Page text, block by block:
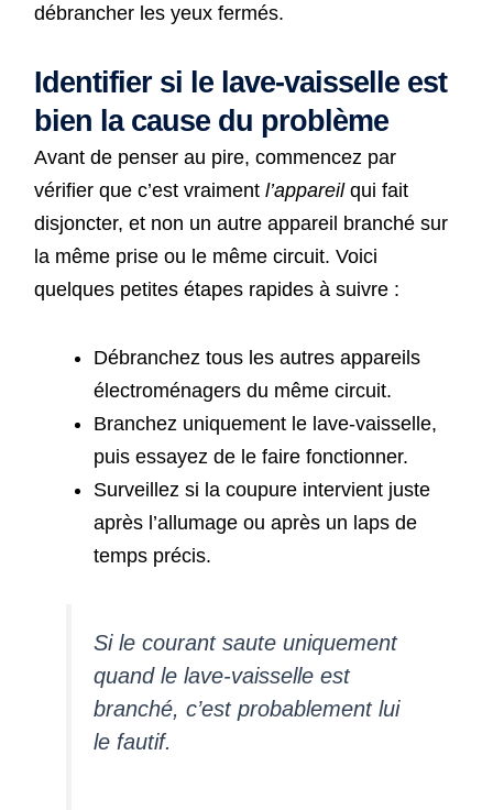
débrancher les yeux fermés.
Identifier si le lave-vaisselle est
bien la cause du problème
Avant de penser au pire, commencez par
vérifier que c’est vraiment l’appareilqui fait
disjoncter, et non un autre appareil branché sur
la même prise ou le même circuit. Voici
quelques petites étapes rapides à suivre :
Débranchez tous les autres appareils
électroménagers du même circuit.
Branchez uniquement le lave-vaisselle,
puis essayez de le faire fonctionner.
Surveillez si la coupure intervient juste
après l’allumage ou après un laps de
temps précis.
Si le courant saute uniquement
quand le lave-vaisselle est
branché, c’est probablement lui
le fautif.